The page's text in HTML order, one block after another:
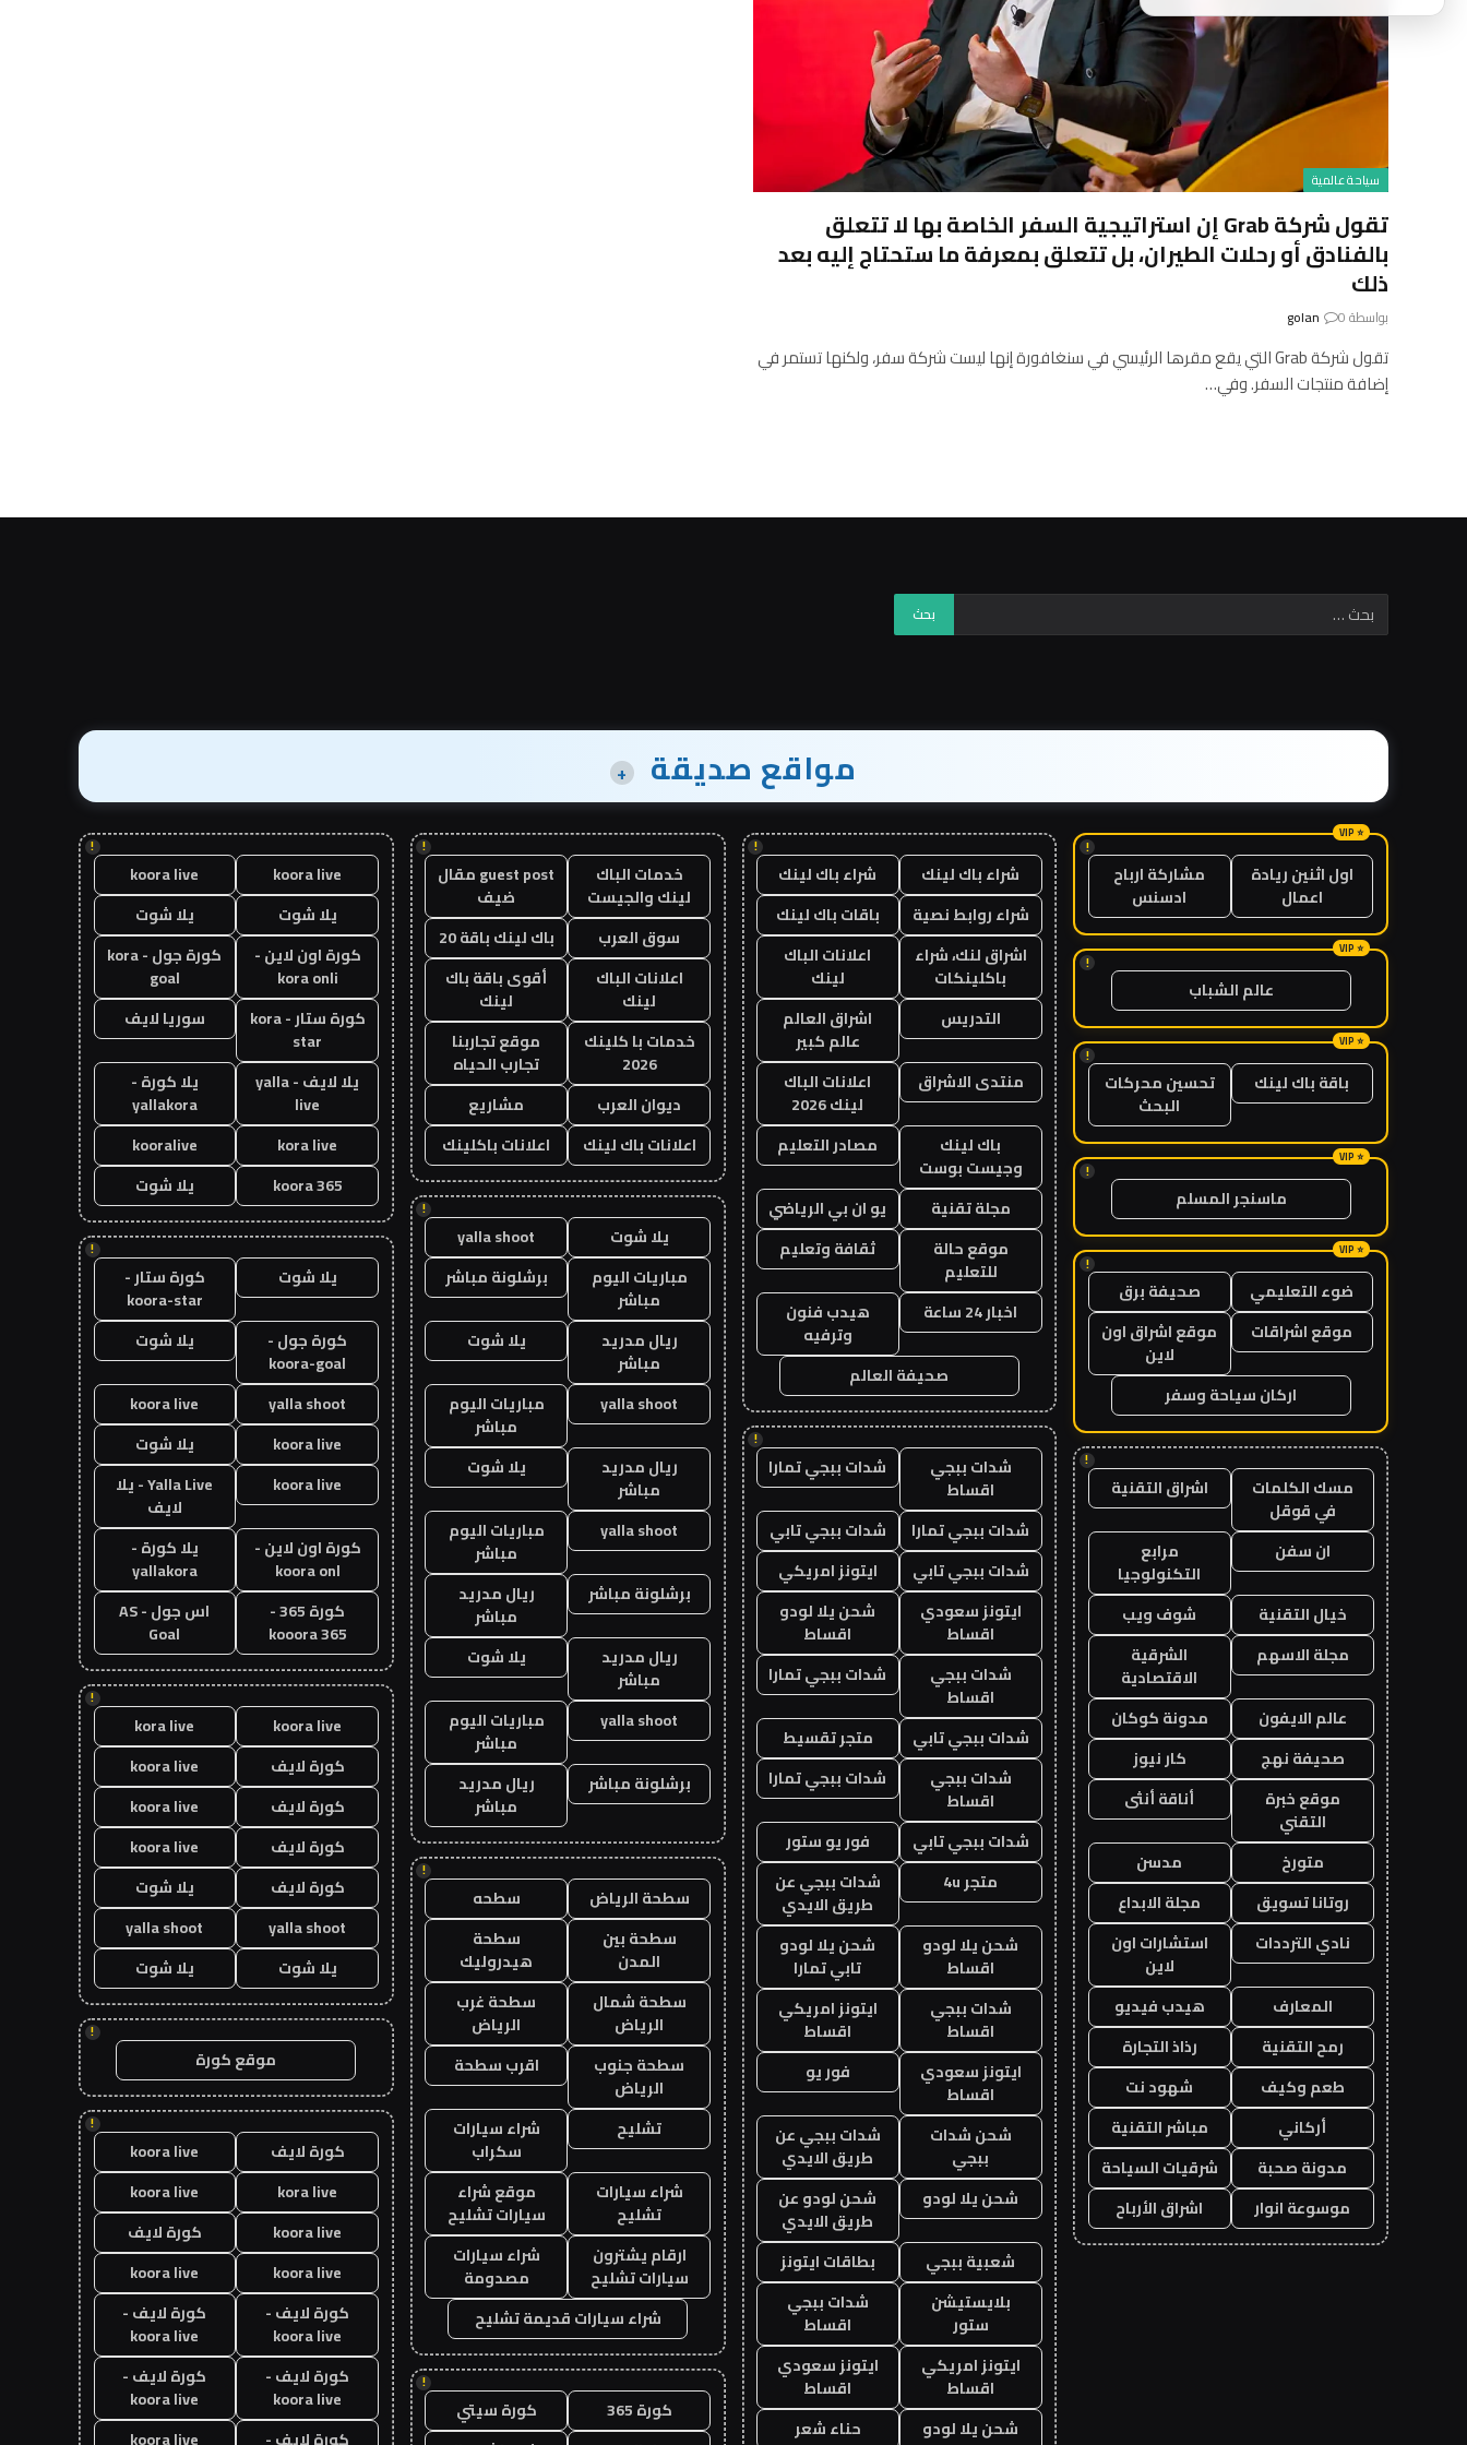
سياحة عالمية
تقول شركة Grab إن استراتيجية السفر الخاصة بها لا تتعلق
بالفنادق أو رحلات الطيران، بل تتعلق بمعرفة ما ستحتاج إليه بعد
ذلك
بواسطة golan 0
تقول شركة Grab التي يقع مقرها الرئيسي في سنغافورة إنها ليست شركة سفر، ولكنها تستمر في
إضافة منتجات السفر. وفي…
مواقع صديقة +
!
اول اثنين ريادة
اعمال
مشاركة ارباح
ادسنس
!
عالم الشباب
!
باقة باك لينك
تحسين محركات
البحث
!
ماسنجر المسلم
!
ضوء التعليمي
صحيفة برق
موقع اشراقات
موقع اشراق اون
لاين
اركان سياحة وسفر
!
مسك الكلمات
في قوقل
اشراق التقنية
ان سفن
مرابع
التكنولوجيا
خيال التقنية
شوف ويب
مجلة الاسهم
الشرقية
الاقتصادية
عالم الايفون
مدونة كوكان
صحيفة نهج
كار نيوز
موقع خبرة
التقني
أناقة أنثى
متورخ
مدسن
روتانا تسويق
مجلة الابداع
نادي الترددات
استشارات اون
لاين
المعارف
هيدب فيديو
رمح التقنية
رذاذ التجارة
طعم وكيف
شهود نت
أركاني
مباشر التقنية
مدونة صحبة
شرقيات السياحة
موسوعة انوار
اشراق الأرباح
!
شراء باك لينك
شراء باك لينك
شراء روابط نصية
باقات باك لينك
اشراق لنك، شراء
باكلينكات
اعلانات الباك
لينك
التدريس
اشراق العالم
عالم كبير
منتدى الاشراق
اعلانات الباك
لينك 2026
باك لينك
وجيست بوست
مصادر التعليم
مجلة تقنية
يو ان بي الرياضي
موقع حالة
للتعليم
ثقافة وتعليم
اخبار 24 ساعة
هيدب فنون
وترفيه
صحيفة العالم
!
شدات ببجي
اقساط
شدات ببجي تمارا
شدات ببجي تمارا
شدات ببجي تابي
شدات ببجي تابي
ايتونز امريكي
ايتونز سعودي
اقساط
شحن يلا لودو
اقساط
شدات ببجي
اقساط
شدات ببجي تمارا
شدات ببجي تابي
متجر تقسيط
شدات ببجي
اقساط
شدات ببجي تمارا
شدات ببجي تابي
فور يو ستور
متجر 4u
شدات ببجي عن
طريق الايدي
شحن يلا لودو
اقساط
شحن يلا لودو
تابي تمارا
شدات ببجي
اقساط
ايتونز امريكي
اقساط
ايتونز سعودي
اقساط
فور يو
شحن شدات
ببجي
شدات ببجي عن
طريق الايدي
شحن يلا لودو
شحن لودو عن
طريق الايدي
شعبية ببجي
بطاقات ايتونز
بلايستيشن
ستور
شدات ببجي
اقساط
ايتونز امريكي
اقساط
ايتونز سعودي
اقساط
شحن يلا لودو
حناء شعر
!
خدمات الباك
لينك والجيست
guest post مقال
ضيف
سوق العرب
باك لينك باقة 20
اعلانات الباك
لينك
أقوى باقة باك
لينك
خدمات با كلينك
2026
موقع تجاربنا
تجارب الحياه
ديوان العرب
مشاريع
اعلانات باك لينك
اعلانات باكلينك
!
يلا شوت
yalla shoot
مباريات اليوم
مباشر
برشلونة مباشر
ريال مدريد
مباشر
يلا شوت
yalla shoot
مباريات اليوم
مباشر
ريال مدريد
مباشر
يلا شوت
yalla shoot
مباريات اليوم
مباشر
برشلونة مباشر
ريال مدريد
مباشر
ريال مدريد
مباشر
يلا شوت
yalla shoot
مباريات اليوم
مباشر
برشلونة مباشر
ريال مدريد
مباشر
!
سطحة الرياض
سطحه
سطحة بين
المدن
سطحة
هيدروليك
سطحة شمال
الرياض
سطحة غرب
الرياض
سطحة جنوب
الرياض
اقرب سطحة
تشليح
شراء سيارات
سكراب
شراء سيارات
تشليح
موقع شراء
سيارات تشليح
ارقام يشترون
سيارات تشليح
شراء سيارات
مصدومة
شراء سيارات قديمة تشليح
!
كورة 365
كورة سيتي
!
koora live
koora live
يلا شوت
يلا شوت
كورة اون لاين -
kora onli
كورة جول - kora
goal
كورة ستار - kora
star
سوريا لايف
يلا لايف - yalla
live
يلا كورة -
yallakora
kora live
kooralive
koora 365
يلا شوت
!
يلا شوت
كورة ستار -
koora-star
كورة جول -
koora-goal
يلا شوت
yalla shoot
koora live
koora live
يلا شوت
koora live
Yalla Live - يلا
لايف
كورة اون لاين -
koora onl
يلا كورة -
yallakora
كورة 365 -
kooora 365
اس جول - AS
Goal
!
koora live
kora live
كورة لايف
koora live
كورة لايف
koora live
كورة لايف
koora live
كورة لايف
يلا شوت
yalla shoot
yalla shoot
يلا شوت
يلا شوت
!
موقع كورة
!
كورة لايف
koora live
kora live
koora live
koora live
كورة لايف
koora live
koora live
كورة لايف -
koora live
كورة لايف -
koora live
كورة لايف -
koora live
كورة لايف -
koora live